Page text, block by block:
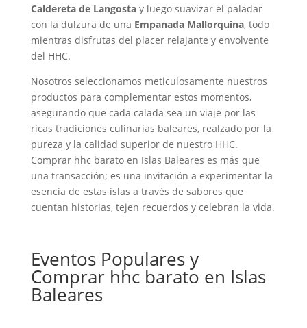
Caldereta de Langostay luego suavizar el paladar
con la dulzura de una Empanada Mallorquina, todo
mientras disfrutas del placer relajante y envolvente
del HHC.
Nosotros seleccionamos meticulosamente nuestros
productos para complementar estos momentos,
asegurando que cada calada sea un viaje por las
ricas tradiciones culinarias baleares, realzado por la
pureza y la calidad superior de nuestro HHC.
Comprar hhc barato en Islas Baleares es más que
una transacción; es una invitación a experimentar la
esencia de estas islas a través de sabores que
cuentan historias, tejen recuerdos y celebran la vida.
Eventos Populares y
Comprar hhc barato en Islas
Baleares